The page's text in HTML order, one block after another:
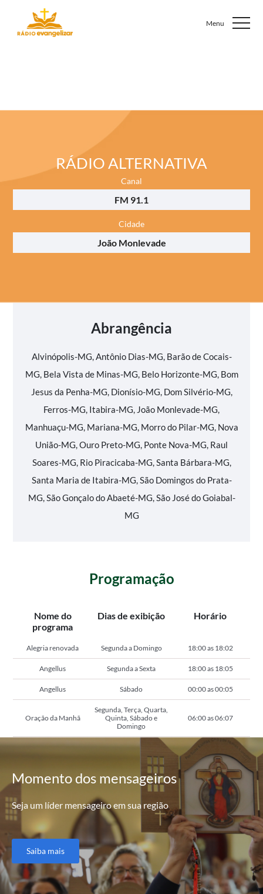
RÁDIO ALTERNATIVA
Canal
FM 91.1
Cidade
João Monlevade
Abrangência
Alvinópolis-MG, Antônio Dias-MG, Barão de Cocais-
MG, Bela Vista de Minas-MG, Belo Horizonte-MG, Bom
Jesus da Penha-MG, Dionísio-MG, Dom Silvério-MG,
Ferros-MG, Itabira-MG, João Monlevade-MG,
Manhuaçu-MG, Mariana-MG, Morro do Pilar-MG, Nova
União-MG, Ouro Preto-MG, Ponte Nova-MG, Raul
Soares-MG, Rio Piracicaba-MG, Santa Bárbara-MG,
Santa Maria de Itabira-MG, São Domingos do Prata-
MG, São Gonçalo do Abaeté-MG, São José do Goiabal-
MG
Programação
Nome do
programa
Dias de exibição Horário
Alegria renovada Segunda a Domingo 18:00 as 18:02
Angellus Segunda a Sexta 18:00 as 18:05
Angellus Sábado 00:00 as 00:05
Oração da Manhã
Segunda, Terça, Quarta,
Quinta, Sábado e
Domingo
06:00 as 06:07
Momentodos mensageiros
Seja um líder mensageiro em sua região
Saiba mais